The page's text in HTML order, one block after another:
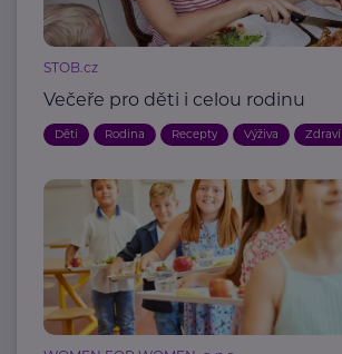
STOB.cz
Večeře pro děti i celou rodinu
Děti Rodina Recepty Výživa Zdraví